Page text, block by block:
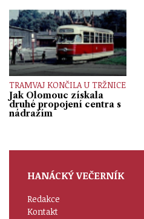
TRAMVAJ KONČILA U TRŽNICE
Jak Olomouc získala
druhé propojení centra s
nádražím
HANÁCKÝ VEČERNÍK
Redakce
Kontakt